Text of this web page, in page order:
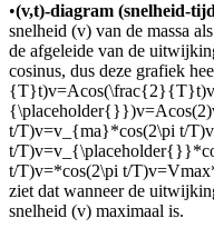
•(v,t)-diagram (snelheid-
snelheid (v) van de massa
de afgeleide van de
cosinus, dus deze grafiek
t/T)v=v_{ma}*cos(2\pi t/
t/
t/T)v=*cos(2\pi t/
ziet dat wanneer de
snelheid (v) maximaal is.